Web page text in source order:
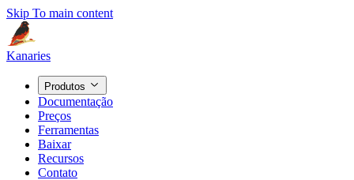
Skip To main content
Kanaries
Produtos
Documentação
Preços
Ferramentas
Baixar
Recursos
Contato